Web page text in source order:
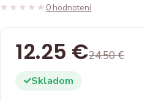
★★★★★
★★★★★ 0 hodnotení
12.25 €24.50 €
Skladom